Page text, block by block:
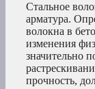
Стальное
арматура.
волокна в
изменения
значительно
прочность,